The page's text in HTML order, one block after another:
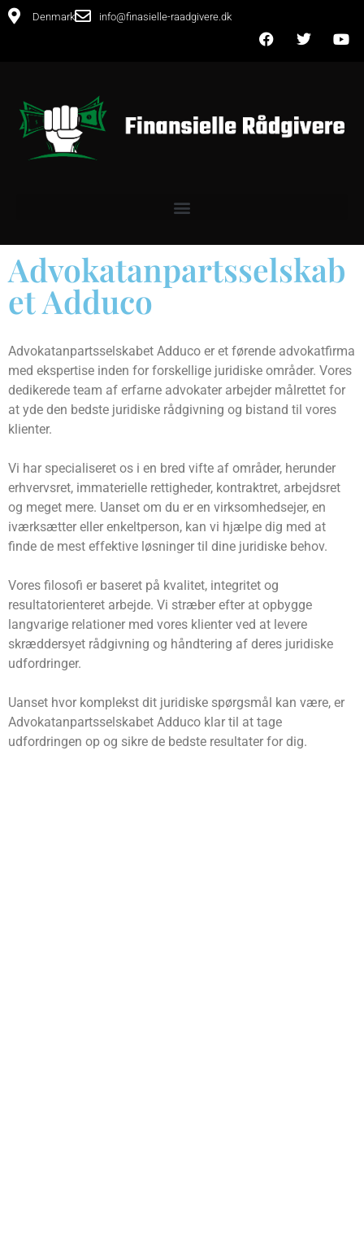
Denmark info@finasielle-raadgivere.dk
Advokatanpartsselskab
et Adduco
Advokatanpartsselskabet Adduco er et førende advokatfirma
med ekspertise inden for forskellige juridiske områder. Vores
dedikerede team af erfarne advokater arbejder målrettet for
at yde den bedste juridiske rådgivning og bistand til vores
klienter.
Vi har specialiseret os i en bred vifte af områder, herunder
erhvervsret, immaterielle rettigheder, kontraktret, arbejdsret
og meget mere. Uanset om du er en virksomhedsejer, en
iværksætter eller enkeltperson, kan vi hjælpe dig med at
finde de mest effektive løsninger til dine juridiske behov.
Vores filosofi er baseret på kvalitet, integritet og
resultatorienteret arbejde. Vi stræber efter at opbygge
langvarige relationer med vores klienter ved at levere
skræddersyet rådgivning og håndtering af deres juridiske
udfordringer.
Uanset hvor komplekst dit juridiske spørgsmål kan være, er
Advokatanpartsselskabet Adduco klar til at tage
udfordringen op og sikre de bedste resultater for dig.